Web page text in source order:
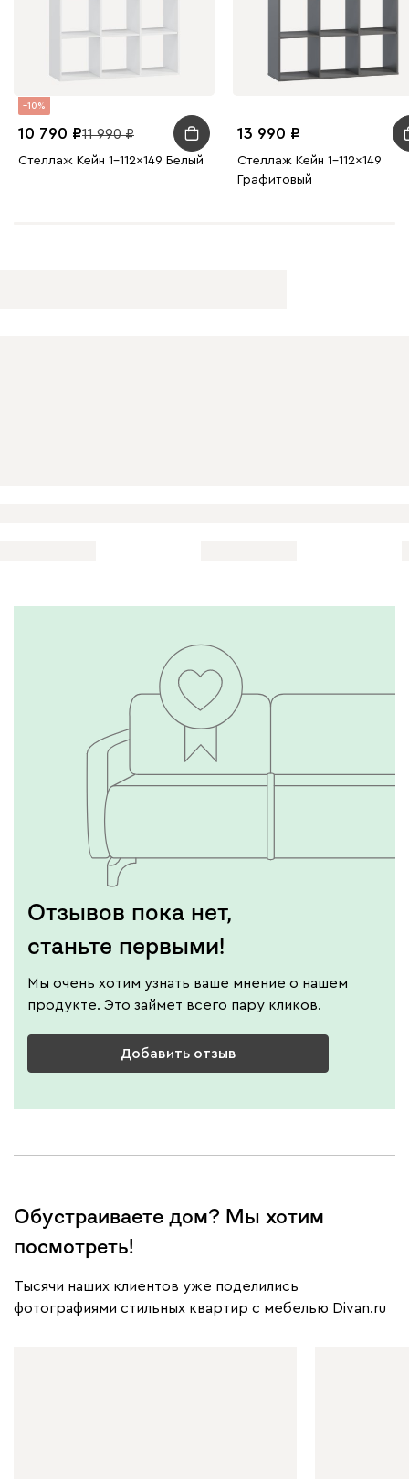
10
10 790 11 990
Стеллаж Кейн 1-112x149 Белый
13 990
Стеллаж Кейн 1-112x149
Графитовый
Отзывов пока нет,
станьте первыми!
Мы очень хотим узнать ваше мнение о нашем
продукте. Это займет всего пару кликов.
Добавить отзыв
Обустраиваете дом? Мы хотим
посмотреть!
Тысячи наших клиентов уже поделились
фотографиями стильных квартир с мебелью Divan.ru